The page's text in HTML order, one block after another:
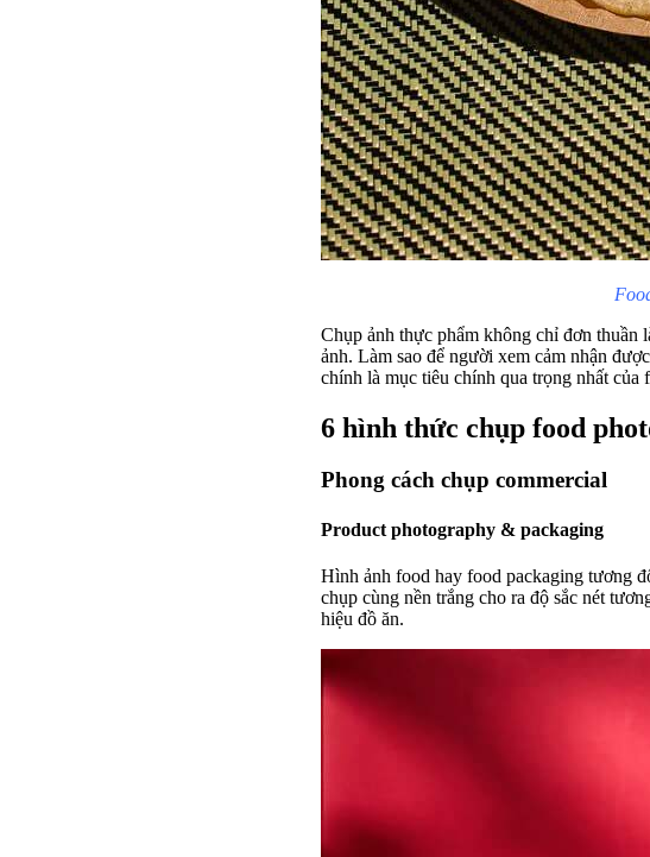
Chụp ảnh thực phẩm không chỉ đơn thuần
ảnh. Làm sao để người xem cảm nhận
chính là mục tiêu chính qua trọng nhất của
6 hình thức chụp food
Phong cách chụp commercial
Product photography & packaging
Hình ảnh food hay food packaging tương
chụp cùng nền trắng cho ra độ sắc nét
hiệu đồ ăn.